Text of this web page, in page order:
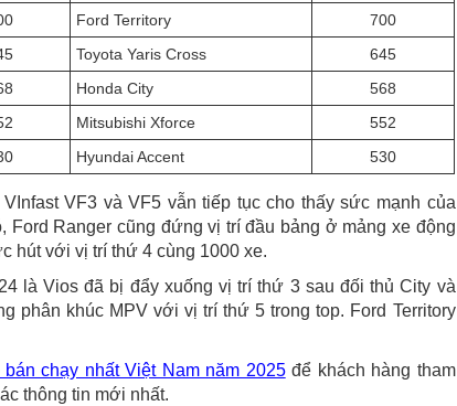
Ford Territory
700
Toyota Yaris Cross
645
Honda City
568
Mitsubishi Xforce
552
Hyundai Accent 530
VF3 và VF5 vẫn tiếp tục cho thấy sức mạnh của
Ford Ranger cũng đứng vị trí đầu bảng ở mảng xe động
hút với vị trí thứ 4 cùng 1000 xe.
là Vios đã bị đẩy xuống vị trí thứ 3 sau đối thủ City và
phân khúc MPV với vị trí thứ 5 trong top. Ford Territory
chạy nhất Việt Nam năm 2025để khách hàng tham
thông tin mới nhất.